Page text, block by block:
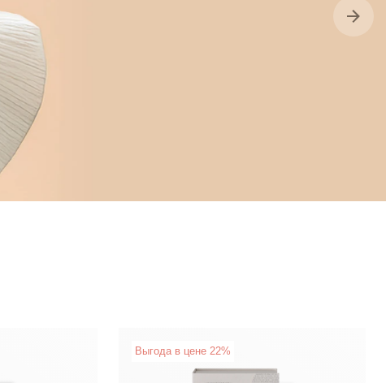
Выгода в цене 22%